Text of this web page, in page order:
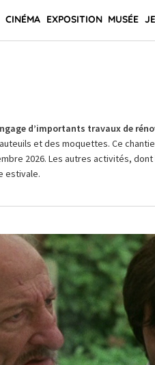
CINÉMA EXPOSITION MUSÉE
d’importants travaux de
et des moquettes. Ce
2026. Les autres activités,
estivale.